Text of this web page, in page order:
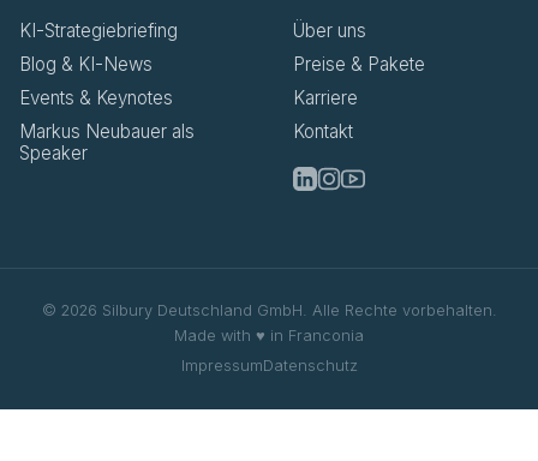
KI-Strategiebriefing
Blog & KI-News
Events & Keynotes
Markus Neubauer als
Speaker
Über uns
Preise & Pakete
Karriere
Kontakt
© 2026 Silbury Deutschland GmbH. Alle Rechte vorbehalten.
Made with ♥ in Franconia
ImpressumDatenschutz